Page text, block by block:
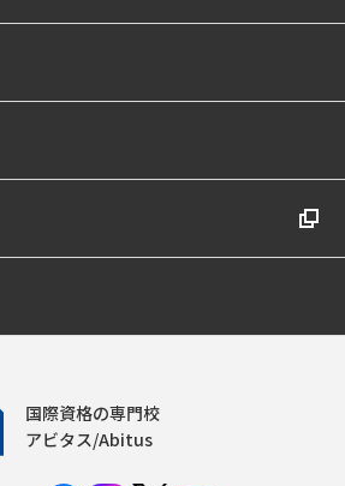
国際資格の専門校
アビタス/Abitus